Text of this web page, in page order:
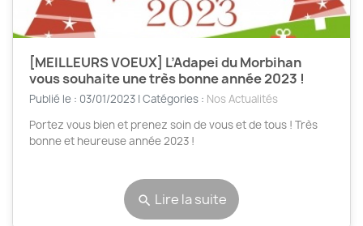
[MEILLEURS VOEUX] L’Adapei du Morbihan
vous souhaite une très bonne année 2023 !
Publié le : 03/01/2023 | Catégories : Nos Actualités
Portez vous bien et prenez soin de vous et de tous ! Très
bonne et heureuse année 2023 !
search Lire la suite